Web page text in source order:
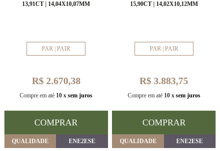
13,91CT | 14,04X10,07MM
PAR | PAIR
R$ 2.670,38
Compre em até 10 x sem juros
COMPRAR
15,90CT | 14,02X10,12MM
PAR | PAIR
R$ 3.883,75
Compre em até 10 x sem juros
COMPRAR
QUALIDADE ENE2ESE QUALIDADE ENE2ESE